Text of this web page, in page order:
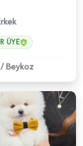
ÜYE
/Beykoz